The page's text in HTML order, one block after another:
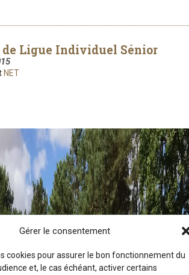
Gérer le consentement
cookies pour assurer le bon fonctionnement du
et, le cas échéant, activer certains
Ligue Individuel Sénior
NET